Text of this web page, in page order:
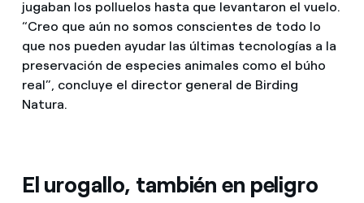
jugaban los polluelos hasta que levantaron el vuelo.
“Creo que aún no somos conscientes de todo lo
que nos pueden ayudar las últimas tecnologías a la
preservación de especies animales como el búho
real”, concluye el director general de Birding
Natura.
El urogallo, también en peligro